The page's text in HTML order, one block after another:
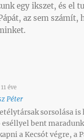
egy ikszet, és el
az sem számít,
11 éve
Péter
sorsolása is
bent
a Kecsót végre, a